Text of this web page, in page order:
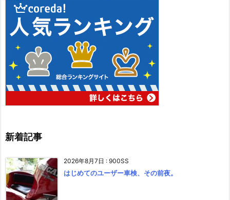
新着記事
2026年8月7日 : 900SS
はじめてのユーザー車検、その前夜。